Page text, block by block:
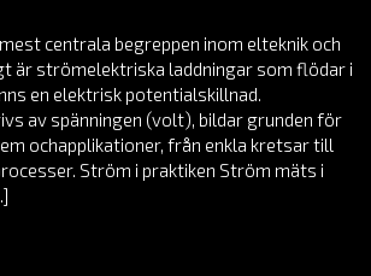
centrala begreppen inom elteknik och
är strömelektriska laddningar som flödar i
en elektrisk potentialskillnad.
av spänningen (volt), bildar grunden för
ochapplikationer, från enkla kretsar till
Ström i praktiken Ström mäts i